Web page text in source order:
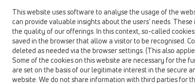
HL01016D
19 Egyéb termékek, tartozékok / Együtt használható /
O gyűrű DN40
HL01017D
19 Egyéb termékek, tartozékok / Együtt használható /
This website uses software to analyse the usage of the
can provide valuable insights about the users’ needs.
the quality of our offerings. In this context, so-called
saved in the browser that allow a visitor to be recognised.
deleted as needed via the browser settings. (This also
Some of the cookies on this website are necessary for the
are set on the basis of our legitimate interest in the secure
website. We do not share information with third parties for